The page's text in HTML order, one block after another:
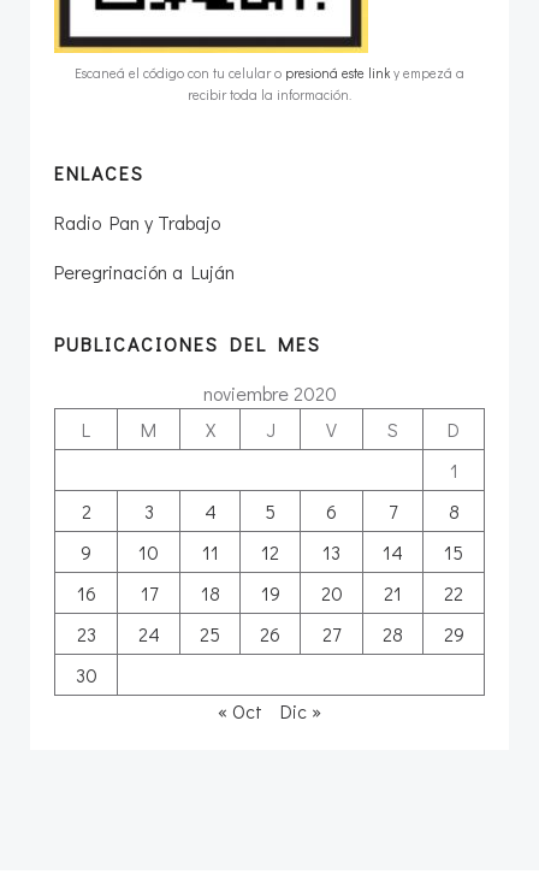
Escaneá el código con tu celular o presioná este link y empezá a
recibir toda la información.
ENLACES
Radio Pan y Trabajo
Peregrinación a Luján
PUBLICACIONES DEL MES
noviembre 2020
L
M X J V S
D
1
2
3 4 5 6 7
8
9
10 11 12 13 14
15
16
17 18 19 20 21
22
23
24 25 26 27 28
29
30
« Oct
Dic »